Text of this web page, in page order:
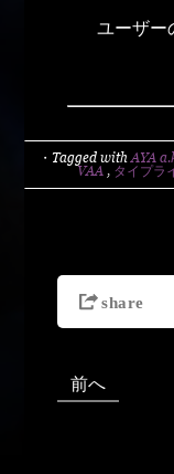
ユーザー
・Tagged with AYA
VAA , タイプラ
前へ